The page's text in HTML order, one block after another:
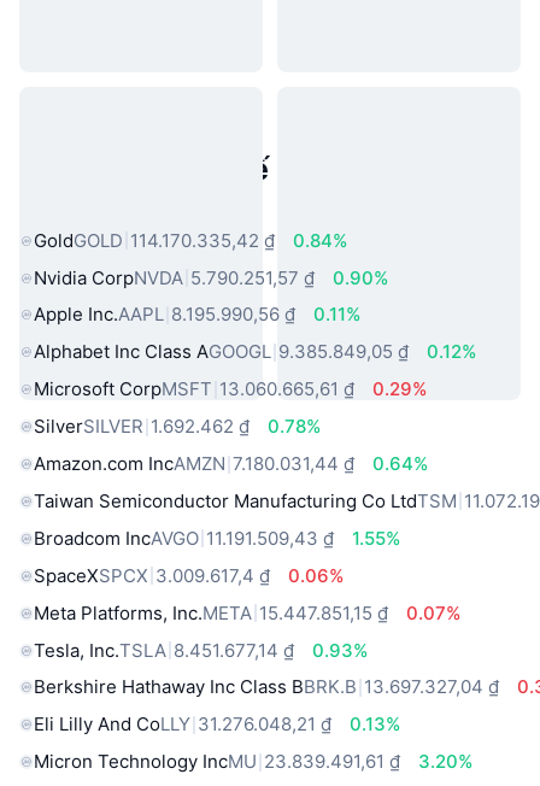
Tài sản trong thế giới thực phổ
GoldGOLD 114.170.335,42 ₫
0.84%
Nvidia CorpNVDA 5.790.251,57 ₫
0.90%
Apple Inc.AAPL 8.195.990,56 ₫
0.11%
Alphabet Inc Class AGOOGL 9.385.849,05 ₫
0.12%
Microsoft CorpMSFT 13.060.665,61 ₫
0.29%
SilverSILVER 1.692.462 ₫
0.78%
Amazon.com IncAMZN 7.180.031,44 ₫
0.64%
Taiwan Semiconductor Manufacturing Co LtdTSM
Broadcom IncAVGO 11.191.509,43 ₫
1.55%
SpaceXSPCX 3.009.617,4 ₫
0.06%
Meta Platforms, Inc.META 15.447.851,15 ₫
0.07%
Tesla, Inc.TSLA 8.451.677,14 ₫
0.93%
Berkshire Hathaway Inc Class BBRK.B 13.697.327,04 ₫
Eli Lilly And CoLLY 31.276.048,21 ₫
0.13%
Micron Technology IncMU 23.839.491,61 ₫
3.20%